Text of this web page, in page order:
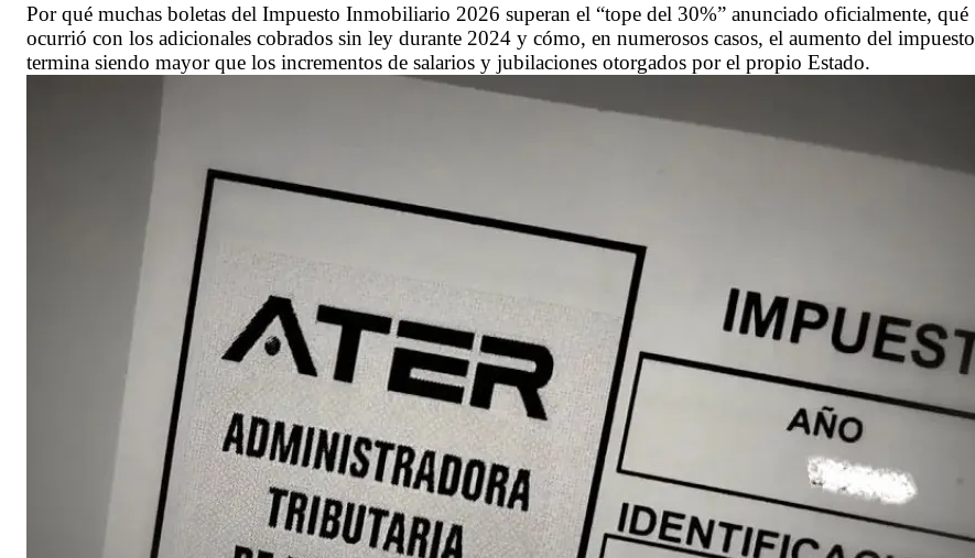
Por qué muchas boletas del Impuesto Inmobiliario 2026 superan el “tope del 30%” anunciado oficialmente, qué
ocurrió con los adicionales cobrados sin ley durante 2024 y cómo, en numerosos casos, el aumento del impuesto
termina siendo mayor que los incrementos de salarios y jubilaciones otorgados por el propio Estado.